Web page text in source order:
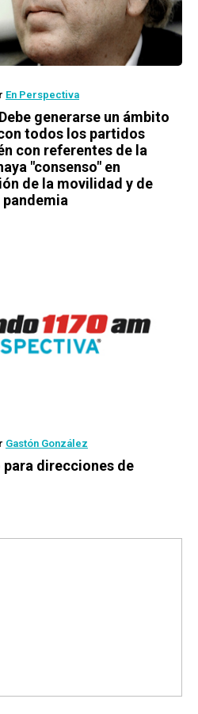
En Perspectiva
generarse un ámbito
todos los partidos
con referentes de la
"consenso" en
de la movilidad y de
Gastón González
direcciones de